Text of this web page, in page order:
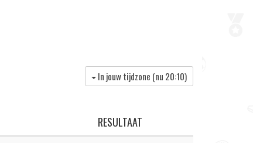
In jouw tijdzone (nu 20:10)
RESULTAAT